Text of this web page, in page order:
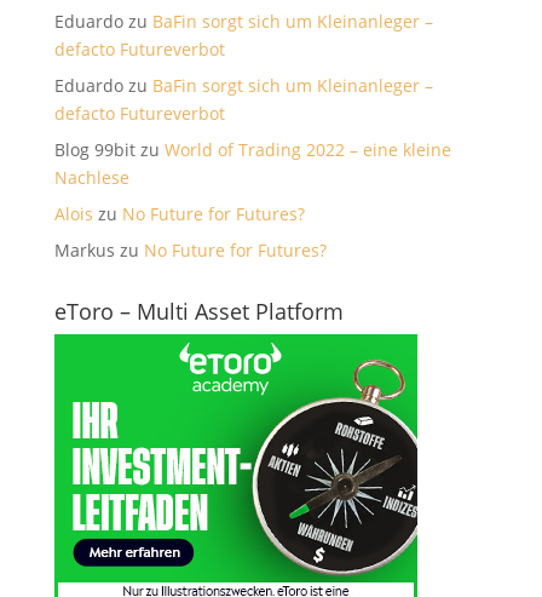
Eduardozu BaFin sorgt sich um Kleinanleger –
defacto Futureverbot
Eduardozu BaFin sorgt sich um Kleinanleger –
defacto Futureverbot
Blog 99bitzu World of Trading 2022 – eine kleine
Nachlese
Alois zu No Future for Futures?
Markus zu No Future for Futures?
eToro – Multi Asset Platform